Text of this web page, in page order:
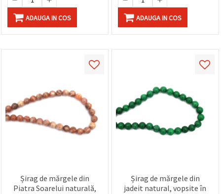
ADAUGA IN COS ADAUGA IN COS
Șirag de mărgele din
Piatra Soarelui naturală,
Șirag de mărgele din
jadeit natural, vopsite în